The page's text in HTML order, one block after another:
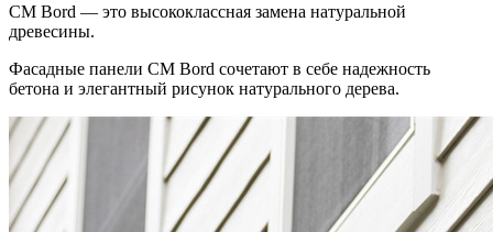
CM Bord — это высококлассная замена натуральной
древесины.
Фасадные панели CM Bord сочетают в себе надежность
бетона и элегантный рисунок натурального дерева.